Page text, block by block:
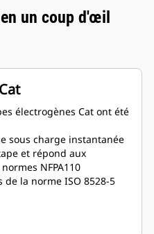
un coup d'œil
électrogènes Cat ont été
sous charge instantanée
et répond aux
NFPA110
de la norme ISO 8528-5